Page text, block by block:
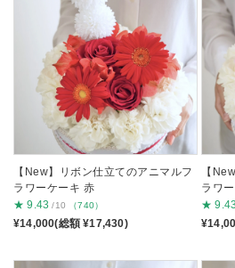
【New】リボン仕立てのアニマルフ
ラワーケーキ 赤
★ 9.43 /10 （740）
¥14,000(総額 ¥17,430)
【
ラワ
★ 9.43